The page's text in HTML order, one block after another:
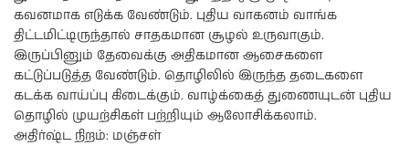
கவனமாக எடுக்க வேண்டும். புதிய வாகனம் வாங்க
திட்டமிட்டிருந்தால் சாதகமான சூழல் உருவாகும்.
இருப்பினும் தேவைக்கு அதிகமான ஆசைகளை
கட்டுப்படுத்த வேண்டும். தொழிலில் இருந்த தடைகளை
கடக்க வாய்ப்பு கிடைக்கும். வாழ்க்கைத் துணையுடன் புதிய
தொழில் முயற்சிகள் பற்றியும் ஆலோசிக்கலாம்.
அதிர்ஷ்ட நிறம்: மஞ்சள்